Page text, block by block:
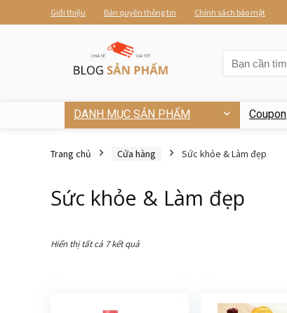
Giới thiệu Bản quyền thông tin Chính sách bảo mật
DANH MỤC SẢN PHẨM Coupon
Trang chủ Cửa hàng Sức khỏe & Làm đẹp
Sức khỏe & Làm đẹp
Hiển thị tất cả 7 kết quả